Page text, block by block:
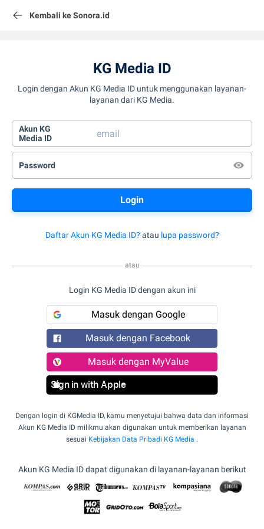
Kembali ke Sonora.id
KG Media ID
Login dengan Akun KG Media ID untuk menggunakan layanan-
layanan dari KG Media.
Akun KG
Media ID
Password
Daftar Akun KG Media ID? atau lupa password?
atau
Login KG Media ID dengan akun ini
Masuk dengan Google
Masuk dengan Facebook
Masuk dengan MyValue
Sign in with Apple
Dengan login di KGMedia ID, kamu menyetujui bahwa data dan informasi
Akun KG Media ID milikmu akan digunakan untuk memberikan layanan
sesuai Kebijakan Data Pribadi KG Media .
Akun KG Media ID dapat digunakan di layanan-layanan berikut